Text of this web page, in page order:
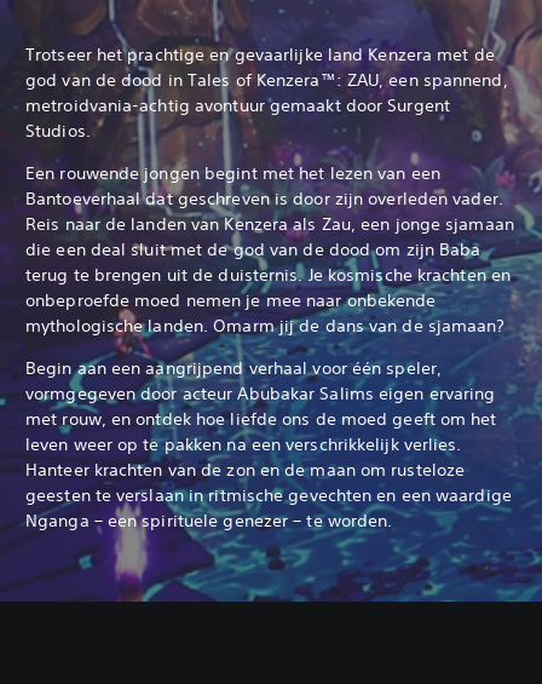
Trotseer het prachtige en gevaarlijke land Kenzera met de
god van de dood in Tales of Kenzera™: ZAU, een spannend,
metroidvania-achtig avontuur gemaakt door Surgent
Studios.
Een rouwende jongen begint met het lezen van een
Bantoeverhaal dat geschreven is door zijn overleden vader.
Reis naar de landen van Kenzera als Zau, een jonge sjamaan
die een deal sluit met de god van de dood om zijn Baba
terug te brengen uit de duisternis. Je kosmische krachten en
onbeproefde moed nemen je mee naar onbekende
mythologische landen. Omarm jij de dans van de sjamaan?
Begin aan een aangrijpend verhaal voor één speler,
vormgegeven door acteur Abubakar Salims eigen ervaring
met rouw, en ontdek hoe liefde ons de moed geeft om het
leven weer op te pakken na een verschrikkelijk verlies.
Hanteer krachten van de zon en de maan om rusteloze
geesten te verslaan in ritmische gevechten en een waardige
Nganga – een spirituele genezer – te worden.